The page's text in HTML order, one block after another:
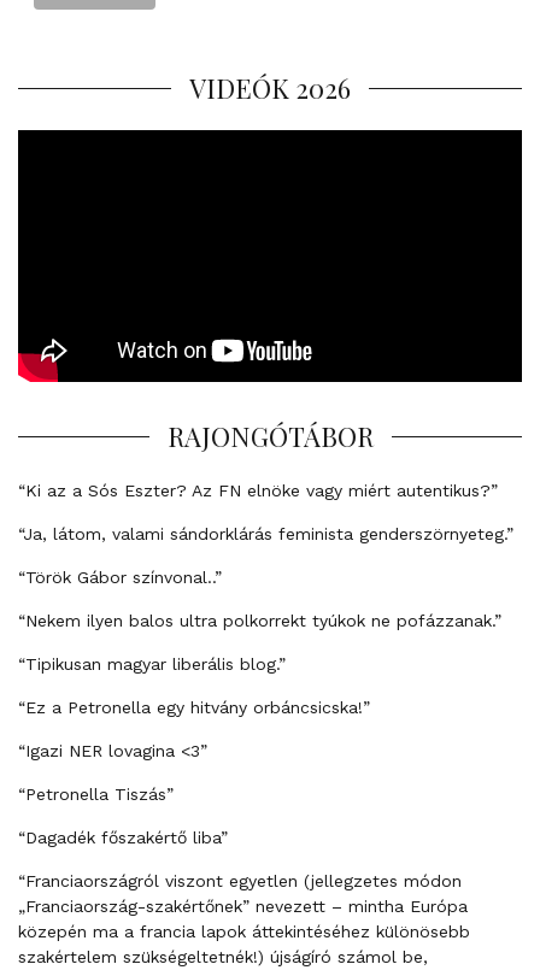
VIDEÓK 2026
RAJONGÓTÁBOR
“Ki az a Sós Eszter? Az FN elnöke vagy miért autentikus?”
“Ja, látom, valami sándorklárás feminista genderszörnyeteg.”
“Török Gábor színvonal..”
“Nekem ilyen balos ultra polkorrekt tyúkok ne pofázzanak.”
“Tipikusan magyar liberális blog.”
“Ez a Petronella egy hitvány orbáncsicska!”
“Igazi NER lovagina <3”
“Petronella Tiszás”
“Dagadék főszakértő liba”
“Franciaországról viszont egyetlen (jellegzetes módon
„Franciaország-szakértőnek” nevezett – mintha Európa
közepén ma a francia lapok áttekintéséhez különösebb
szakértelem szükségeltetnék!) újságíró számol be,